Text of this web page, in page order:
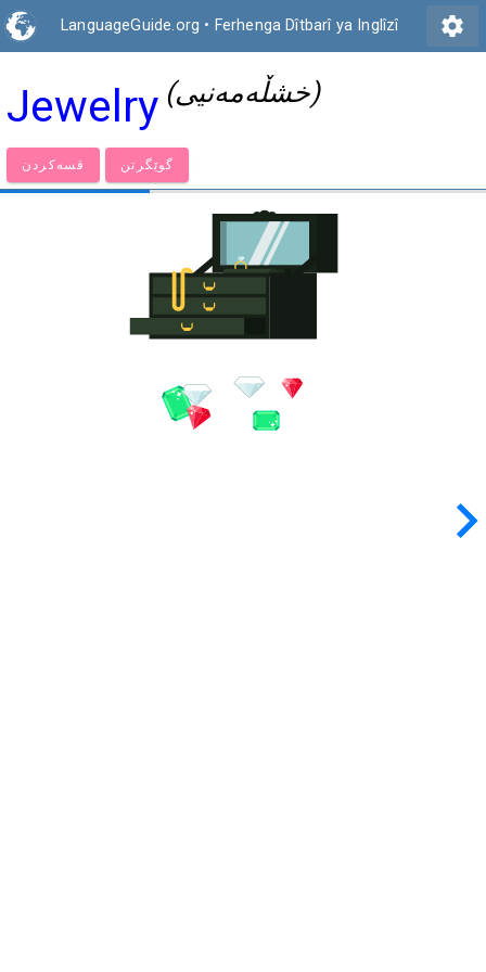
LanguageGuide.org • Ferhenga Dîtbarî ya Inglîzî settings
Jewelry (خشڵەمەنیی)
قسەكردن گوێگرتن